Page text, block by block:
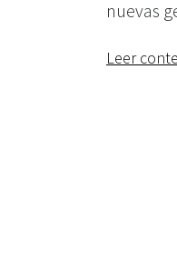
nuevas
Leer